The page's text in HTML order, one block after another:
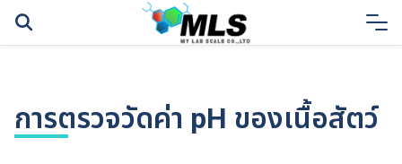
Skip
การตรวจวัดค่า pH ของเนื้อสัตว์